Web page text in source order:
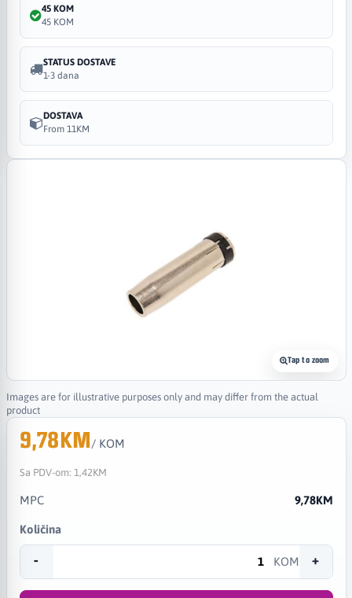
Tap to zoom
Images are for illustrative purposes only and may differ from the actual
product
45 KOM
45 KOM
STATUS DOSTAVE
1-3 dana
DOSTAVA
From 11KM
9,78KM/ KOM
Sa PDV-om: 1,42KM
MPC 9,78KM
Količina
- KOM +